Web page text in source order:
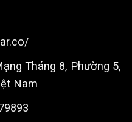
Tháng 8, Phường 5,
Nam